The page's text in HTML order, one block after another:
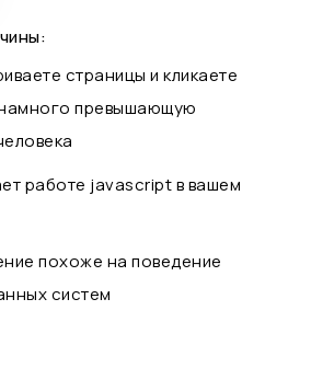
страницы и кликаете
превышающую
работе javascript в вашем
похоже на поведение
систем